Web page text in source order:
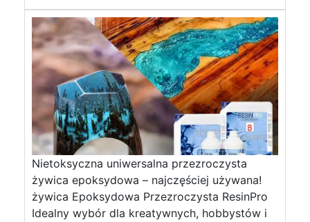
Nietoksyczna uniwersalna przezroczysta
żywica epoksydowa – najczęściej używana!
żywica Epoksydowa Przezroczysta ResinPro
Idealny wybór dla kreatywnych, hobbystów i